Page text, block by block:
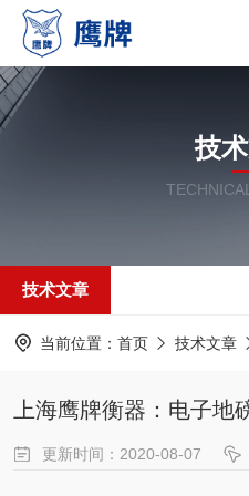
技
技术文章
当前位置： 首页 技术文章
上海鹰牌衡器：电子地
更新时间：2020-08-07